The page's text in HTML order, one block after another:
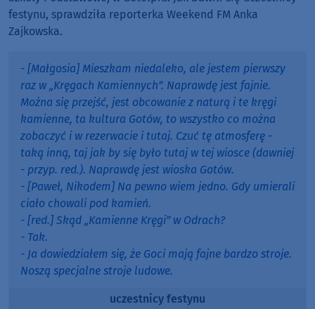
festynu, sprawdziła reporterka Weekend FM Anka
Zajkowska.
- [Małgosia] Mieszkam niedaleko, ale jestem pierwszy
raz w „Kręgach Kamiennych”. Naprawdę jest fajnie.
Można się przejść, jest obcowanie z naturą i te kręgi
kamienne, ta kultura Gotów, to wszystko co można
zobaczyć i w rezerwacie i tutaj. Czuć tę atmosferę -
taką inną, taj jak by się było tutaj w tej wiosce (dawniej
- przyp. red.). Naprawdę jest wioska Gotów.
- [Paweł, Nikodem] Na pewno wiem jedno. Gdy umierali
ciało chowali pod kamień.
- [red.] Skąd „Kamienne Kręgi” w Odrach?
- Tak.
- Ja dowiedziałem się, że Goci mają fajne bardzo stroje.
Noszą specjalne stroje ludowe.
uczestnicy festynu